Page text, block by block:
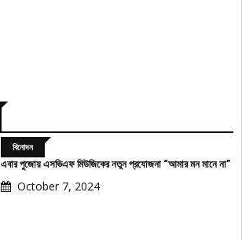
বিনোদন
এবার পুজোয় এসভিএফ মিউজিকের নতুন প্রযোজনা “আমার মন মানে না”
October 7, 2024